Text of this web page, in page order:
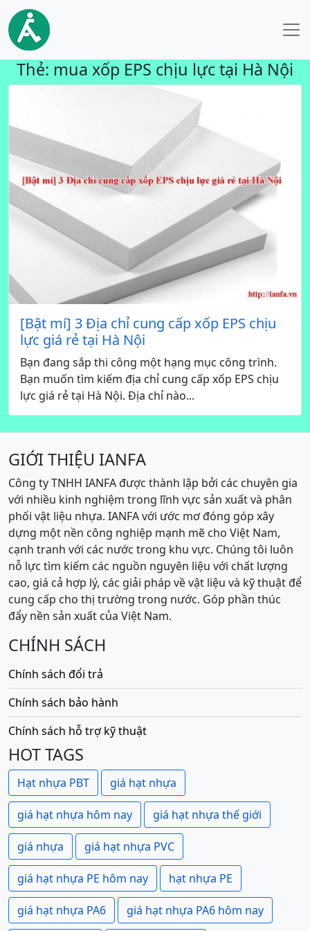
Thẻ: mua xốp EPS chịu lực tại Hà Nội
[Bật mí] 3 Địa chỉ cung cấp xốp EPS chịu
lực giá rẻ tại Hà Nội
Bạn đang sắp thi công một hạng mục công trình.
Bạn muốn tìm kiếm địa chỉ cung cấp xốp EPS chịu
lực giá rẻ tại Hà Nội. Địa chỉ nào...
GIỚI THIỆU IANFA
Công ty TNHH IANFA được thành lập bởi các chuyên gia
với nhiều kinh nghiệm trong lĩnh vực sản xuất và phân
phối vật liệu nhựa. IANFA với ước mơ đóng góp xây
dựng một nền công nghiệp mạnh mẽ cho Việt Nam,
cạnh tranh với các nước trong khu vực. Chúng tôi luôn
nỗ lực tìm kiếm các nguồn nguyên liệu với chất lượng
cao, giá cả hợp lý, các giải pháp về vật liệu và kỹ thuật để
cung cấp cho thị trường trong nước. Góp phần thúc
đẩy nền sản xuất của Việt Nam.
CHÍNH SÁCH
Chính sách đổi trả
Chính sách bảo hành
Chính sách hỗ trợ kỹ thuật
HOT TAGS
Hạt nhựa PBT giá hạt nhựa
giá hạt nhựa hôm nay giá hạt nhựa thế giới
giá nhựa giá hạt nhựa PVC
giá hạt nhựa PE hôm nay hạt nhựa PE
giá hạt nhựa PA6 giá hạt nhựa PA6 hôm nay